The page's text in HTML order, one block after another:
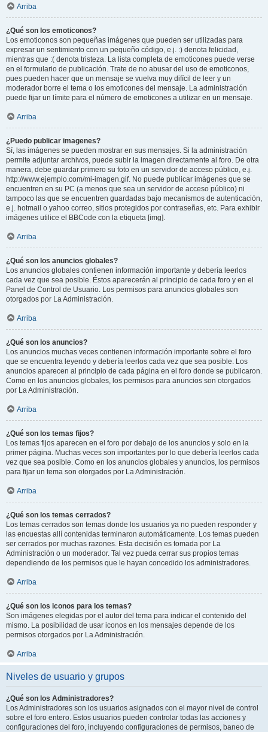
Arriba
¿Qué son los emoticonos?
Los emoticonos son pequeñas imágenes que pueden ser utilizadas para
expresar un sentimiento con un pequeño código, e.j. :) denota felicidad,
mientras que :( denota tristeza. La lista completa de emoticones puede verse
en el formulario de publicación. Trate de no abusar del uso de emoticonos,
pues pueden hacer que un mensaje se vuelva muy difícil de leer y un
moderador borre el tema o los emoticones del mensaje. La administración
puede fijar un límite para el número de emoticones a utilizar en un mensaje.
Arriba
¿Puedo publicar imagenes?
Sí, las imágenes se pueden mostrar en sus mensajes. Si la administración
permite adjuntar archivos, puede subir la imagen directamente al foro. De otra
manera, debe guardar primero su foto en un servidor de acceso público, e.j.
http://www.ejemplo.com/mi-imagen.gif. No puede publicar imágenes que se
encuentren en su PC (a menos que sea un servidor de acceso público) ni
tampoco las que se encuentren guardadas bajo mecanismos de autenticación,
e.j. hotmail o yahoo correo, sitios protegidos por contraseñas, etc. Para exhibir
imágenes utilice el BBCode con la etiqueta [img].
Arriba
¿Qué son los anuncios globales?
Los anuncios globales contienen información importante y debería leerlos
cada vez que sea posible. Éstos aparecerán al principio de cada foro y en el
Panel de Control de Usuario. Los permisos para anuncios globales son
otorgados por La Administración.
Arriba
¿Qué son los anuncios?
Los anuncios muchas veces contienen información importante sobre el foro
que se encuentra leyendo y debería leerlos cada vez que sea posible. Los
anuncios aparecen al principio de cada página en el foro donde se publicaron.
Como en los anuncios globales, los permisos para anuncios son otorgados
por La Administración.
Arriba
¿Qué son los temas fijos?
Los temas fijos aparecen en el foro por debajo de los anuncios y solo en la
primer página. Muchas veces son importantes por lo que debería leerlos cada
vez que sea posible. Como en los anuncios globales y anuncios, los permisos
para fijar un tema son otorgados por La Administración.
Arriba
¿Qué son los temas cerrados?
Los temas cerrados son temas donde los usuarios ya no pueden responder y
las encuestas allí contenidas terminaron automáticamente. Los temas pueden
ser cerrados por muchas razones. Esta decisión es tomada por La
Administración o un moderador. Tal vez pueda cerrar sus propios temas
dependiendo de los permisos que le hayan concedido los administradores.
Arriba
¿Qué son los iconos para los temas?
Son imágenes elegidas por el autor del tema para indicar el contenido del
mismo. La posibilidad de usar iconos en los mensajes depende de los
permisos otorgados por La Administración.
Arriba
Niveles de usuario y grupos
¿Qué son los Administradores?
Los Administradores son los usuarios asignados con el mayor nivel de control
sobre el foro entero. Estos usuarios pueden controlar todas las acciones y
configuraciones del foro, incluyendo configuraciones de permisos, baneo de